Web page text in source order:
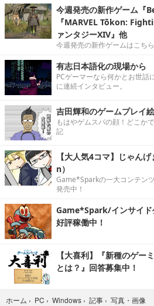
今週発売の新作ゲーム『
『MARVEL Tōkon:
ァンタジーXIV』他
今週発売の新作ゲームはこちら
有志日本語化の現場から
PCゲーマーなら何かとお世話
に連続インタビュー。
吉田輝和のゲームプレイ
もはやゲムスパの顔！どこか
記
【大人気4コマ】じゃん
n）
Game*Sparkの一大コンテン
発売中！
Game*Spark/インサイド
好評稼働中！
【大喜利】『新種のゲー
とは？』回答募集中！
ホーム › PC › Windows › 記事 › 写真・画像